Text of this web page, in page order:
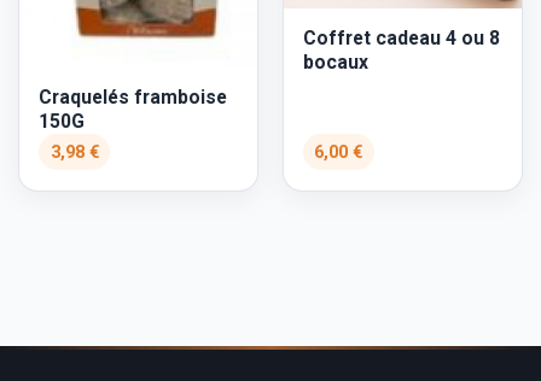
Craquelés framboise
150G
3,98 €
Coffret cadeau 4 ou 8
bocaux
6,00 €